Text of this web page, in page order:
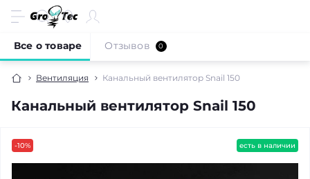
Вентиляция Канальный вентилятор Snail 150
Канальный вентилятор Snail 150
Все о товаре Отзывов 0
-10% есть в наличии